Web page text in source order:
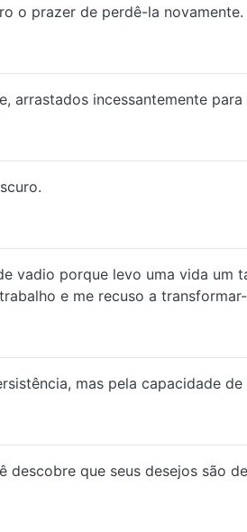
o prazer de perdê-la novamente.
arrastados incessantemente para
vadio porque levo uma vida
e me recuso a
mas pela capacidade
que seus desejos são